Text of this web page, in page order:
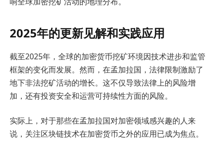
2025年的更新见解和实践应用
截至2025年，全球的加密货币挖矿环境因技术进步和监管
框架的变化而发展。然而，在孟加拉国，法律限制激励了
地下非法挖矿活动的增长。这不仅导致法律上的风险增
加，还有投资安全和运营可持续性方面的风险。
实际上，对于那些在孟加拉国对加密领域感兴趣的人来
说，关注区块链技术在加密货币之外的应用已成为焦点。